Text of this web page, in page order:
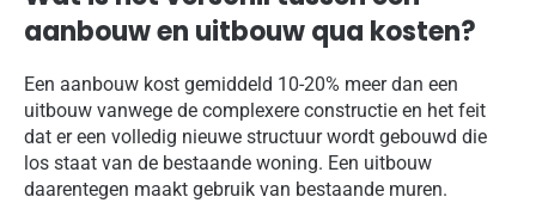
aanbouw en uitbouw qua kosten?
Een aanbouw kost gemiddeld 10-20% meer dan een
uitbouw vanwege de complexere constructie en het feit
dat er een volledig nieuwe structuur wordt gebouwd die
los staat van de bestaande woning. Een uitbouw
daarentegen maakt gebruik van bestaande muren.